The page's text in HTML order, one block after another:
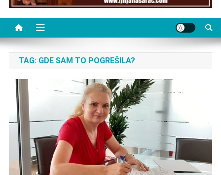
TAG: GDE SAM TO POGREŠILA?